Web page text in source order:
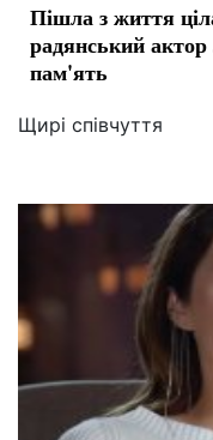
Пішла з життя
радянський
пам'ять
Щирі співчуття